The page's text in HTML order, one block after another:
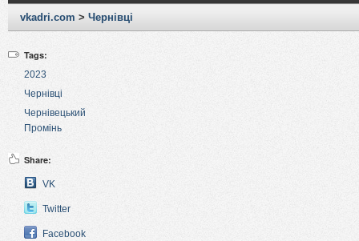
vkadri.com > Чернівці
Tags:
2023
Чернівці
Чернівецький
Промінь
Share:
VK
Twitter
Facebook